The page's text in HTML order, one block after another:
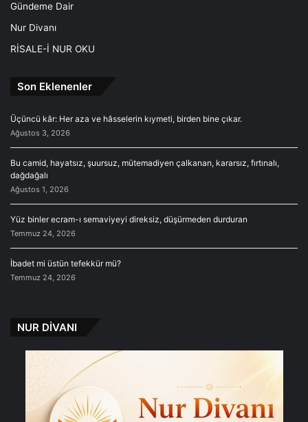
Gündeme Dair
Nur Divanı
RİSALE-İ NUR OKU
Son Eklenenler
Üçüncü kâr: Her aza ve hâsselerin kıymeti, birden bine çıkar.
Ağustos 3, 2026
Bu camid, hayatsız, şuursuz, mütemadiyen çalkanan, kararsız, fırtınalı,
dağdağalı
Ağustos 1, 2026
Yüz binler ecram-ı semaviyeyi direksiz, düşürmeden durduran
Temmuz 24, 2026
İbadet mi üstün tefekkür mü?
Temmuz 24, 2026
NUR DİVANI